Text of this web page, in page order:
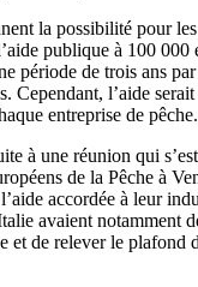
la possibilité pour
publique à 100 000
période de trois ans
Cependant, l’aide
entreprise de pêche.
à une réunion qui
de la Pêche à
accordée à leur
avaient notamment
et de relever le plafond